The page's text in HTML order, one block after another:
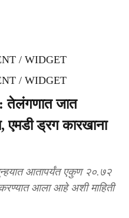
/ WIDGET
/ WIDGET
तेलंगणात जात
एमडी ड्रग कारखाना
आतापर्यंत एकुण २०.७२
आला आहे अशी माहिती